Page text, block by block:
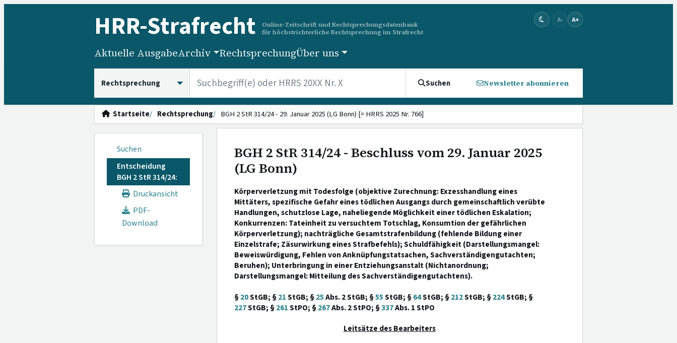
HRR-Strafrecht
Online-Zeitschrift und Rechtsprechungsdatenbank
für höchstrichterliche Rechtsprechung im Strafrecht
A- A+
Aktuelle AusgabeArchiv RechtsprechungÜber uns
Suchen Newsletter abonnieren
Startseite Rechtsprechung BGH 2 StR 314/24 - 29. Januar 2025 (LG Bonn) [= HRRS 2025 Nr. 766]
Suchen
Entscheidung
BGH 2 StR 314/24:
Druckansicht
PDF-
Download
BGH 2 StR 314/24 - Beschluss vom 29. Januar 2025
(LG Bonn)
Körperverletzung mit Todesfolge (objektive Zurechnung: Exzesshandlung eines
Mittäters, spezifische Gefahr eines tödlichen Ausgangs durch gemeinschaftlich verübte
Handlungen, schutzlose Lage, naheliegende Möglichkeit einer tödlichen Eskalation;
Konkurrenzen: Tateinheit zu versuchtem Totschlag, Konsumtion der gefährlichen
Körperverletzung); nachträgliche Gesamtstrafenbildung (fehlende Bildung einer
Einzelstrafe; Zäsurwirkung eines Strafbefehls); Schuldfähigkeit (Darstellungsmangel:
Beweiswürdigung, Fehlen von Anknüpfungstatsachen, Sachverständigengutachten;
Beruhen); Unterbringung in einer Entziehungsanstalt (Nichtanordnung;
Darstellungsmangel: Mitteilung des Sachverständigengutachtens).
§20StGB; §21StGB; §25Abs. 2 StGB; §55StGB; §64StGB; §212StGB; §224StGB; §
227StGB; §261StPO; §267Abs. 2 StPO; §337Abs. 1 StPO
Leitsätze des Bearbeiters